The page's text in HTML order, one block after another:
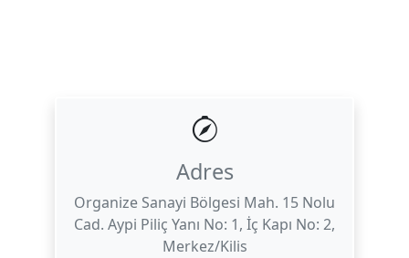
Adres
Organize Sanayi Bölgesi Mah. 15 Nolu
Cad. Aypi Piliç Yanı No: 1, İç Kapı No: 2,
Merkez/Kilis